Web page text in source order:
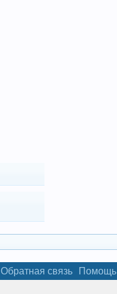
Обратная связь Помощь